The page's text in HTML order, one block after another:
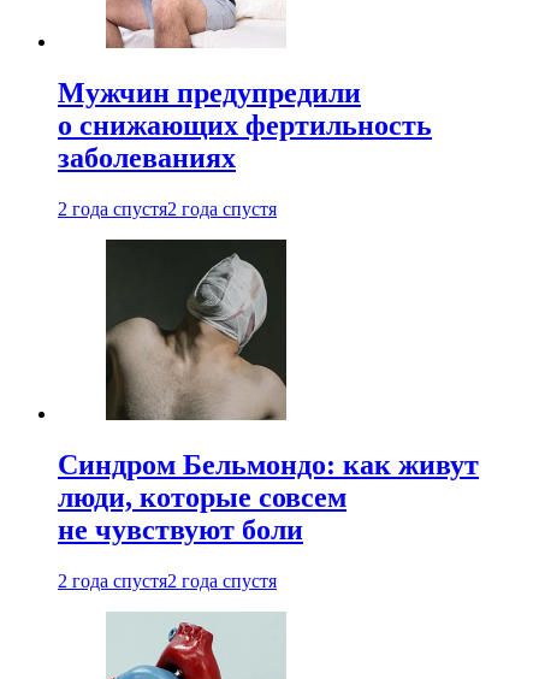
Мужчин предупредили
о снижающих фертильность
заболеваниях
2 года спустя2 года спустя
Синдром Бельмондо: как живут
люди, которые совсем
не чувствуют боли
2 года спустя2 года спустя